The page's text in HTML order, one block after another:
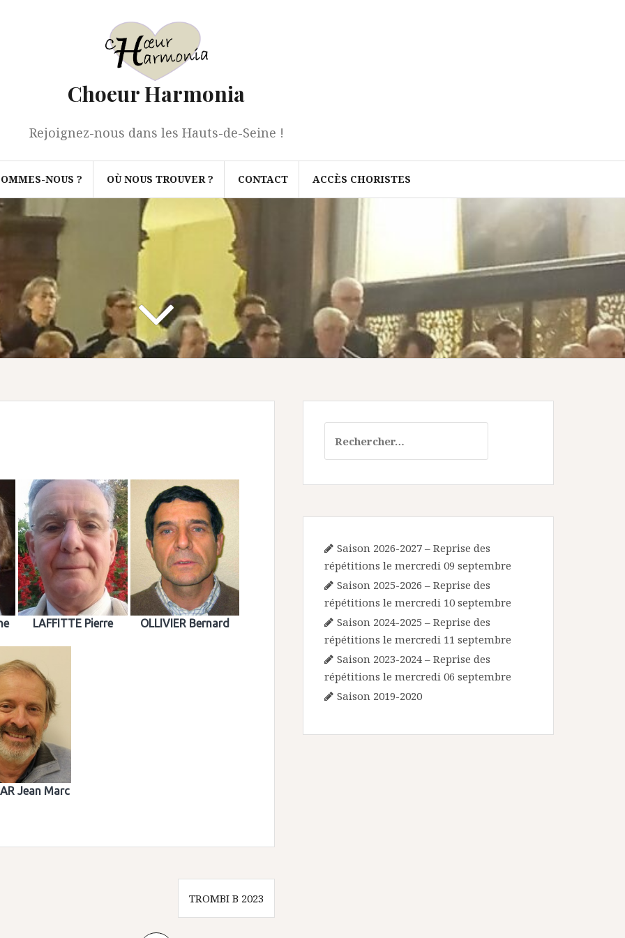
Choeur Harmonia
Rejoignez-nous dans les Hauts-de-Seine !
NOUS ? OÙ NOUS TROUVER ? CONTACT ACCÈS CHORISTES
LAFFITTE Pierre OLLIVIER Bernard
Jean Marc
TROMBI B 2023
Saison 2026-2027 – Reprise des
répétitions le mercredi 09 septembre
Saison 2025-2026 – Reprise des
répétitions le mercredi 10 septembre
Saison 2024-2025 – Reprise des
répétitions le mercredi 11 septembre
Saison 2023-2024 – Reprise des
répétitions le mercredi 06 septembre
Saison 2019-2020